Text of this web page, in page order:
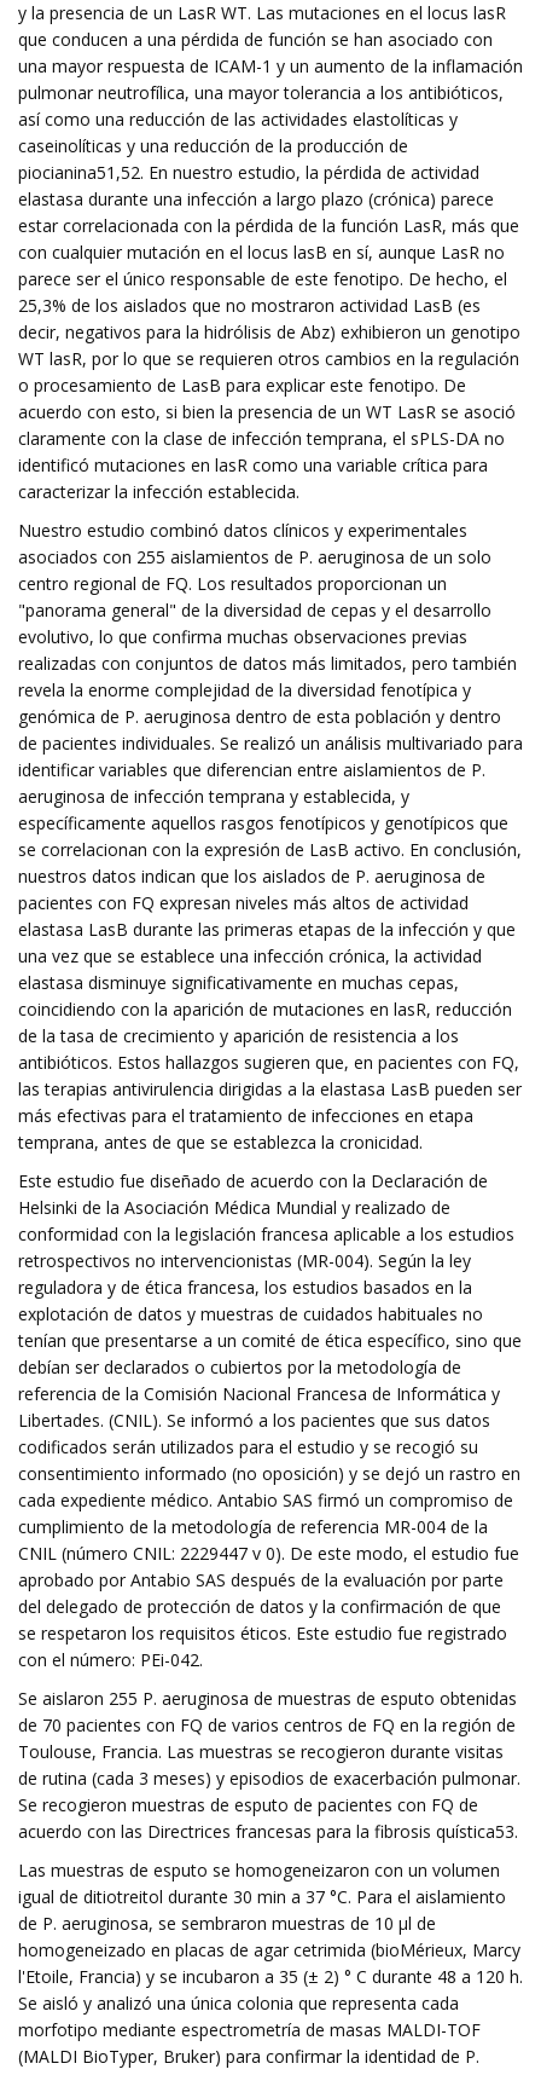
y la presencia de un LasR WT. Las mutaciones en el locus lasR
que conducen a una pérdida de función se han asociado con
una mayor respuesta de ICAM-1 y un aumento de la inflamación
pulmonar neutrofílica, una mayor tolerancia a los antibióticos,
así como una reducción de las actividades elastolíticas y
caseinolíticas y una reducción de la producción de
piocianina51,52. En nuestro estudio, la pérdida de actividad
elastasa durante una infección a largo plazo (crónica) parece
estar correlacionada con la pérdida de la función LasR, más que
con cualquier mutación en el locus lasB en sí, aunque LasR no
parece ser el único responsable de este fenotipo. De hecho, el
25,3% de los aislados que no mostraron actividad LasB (es
decir, negativos para la hidrólisis de Abz) exhibieron un genotipo
WT lasR, por lo que se requieren otros cambios en la regulación
o procesamiento de LasB para explicar este fenotipo. De
acuerdo con esto, si bien la presencia de un WT LasR se asoció
claramente con la clase de infección temprana, el sPLS-DA no
identificó mutaciones en lasR como una variable crítica para
caracterizar la infección establecida.
Nuestro estudio combinó datos clínicos y experimentales
asociados con 255 aislamientos de P. aeruginosa de un solo
centro regional de FQ. Los resultados proporcionan un
"panorama general" de la diversidad de cepas y el desarrollo
evolutivo, lo que confirma muchas observaciones previas
realizadas con conjuntos de datos más limitados, pero también
revela la enorme complejidad de la diversidad fenotípica y
genómica de P. aeruginosa dentro de esta población y dentro
de pacientes individuales. Se realizó un análisis multivariado para
identificar variables que diferencian entre aislamientos de P.
aeruginosa de infección temprana y establecida, y
específicamente aquellos rasgos fenotípicos y genotípicos que
se correlacionan con la expresión de LasB activo. En conclusión,
nuestros datos indican que los aislados de P. aeruginosa de
pacientes con FQ expresan niveles más altos de actividad
elastasa LasB durante las primeras etapas de la infección y que
una vez que se establece una infección crónica, la actividad
elastasa disminuye significativamente en muchas cepas,
coincidiendo con la aparición de mutaciones en lasR, reducción
de la tasa de crecimiento y aparición de resistencia a los
antibióticos. Estos hallazgos sugieren que, en pacientes con FQ,
las terapias antivirulencia dirigidas a la elastasa LasB pueden ser
más efectivas para el tratamiento de infecciones en etapa
temprana, antes de que se establezca la cronicidad.
Este estudio fue diseñado de acuerdo con la Declaración de
Helsinki de la Asociación Médica Mundial y realizado de
conformidad con la legislación francesa aplicable a los estudios
retrospectivos no intervencionistas (MR-004). Según la ley
reguladora y de ética francesa, los estudios basados ​​en la
explotación de datos y muestras de cuidados habituales no
tenían que presentarse a un comité de ética específico, sino que
debían ser declarados o cubiertos por la metodología de
referencia de la Comisión Nacional Francesa de Informática y
Libertades. (CNIL). Se informó a los pacientes que sus datos
codificados serán utilizados para el estudio y se recogió su
consentimiento informado (no oposición) y se dejó un rastro en
cada expediente médico. Antabio SAS firmó un compromiso de
cumplimiento de la metodología de referencia MR-004 de la
CNIL (número CNIL: 2229447 v 0). De este modo, el estudio fue
aprobado por Antabio SAS después de la evaluación por parte
del delegado de protección de datos y la confirmación de que
se respetaron los requisitos éticos. Este estudio fue registrado
con el número: PEi-042.
Se aislaron 255 P. aeruginosa de muestras de esputo obtenidas
de 70 pacientes con FQ de varios centros de FQ en la región de
Toulouse, Francia. Las muestras se recogieron durante visitas
de rutina (cada 3 meses) y episodios de exacerbación pulmonar.
Se recogieron muestras de esputo de pacientes con FQ de
acuerdo con las Directrices francesas para la fibrosis quística53.
Las muestras de esputo se homogeneizaron con un volumen
igual de ditiotreitol durante 30 min a 37 °C. Para el aislamiento
de P. aeruginosa, se sembraron muestras de 10 µl de
homogeneizado en placas de agar cetrimida (bioMérieux, Marcy
l'Etoile, Francia) y se incubaron a 35 (± 2) ° C durante 48 a 120 h.
Se aisló y analizó una única colonia que representa cada
morfotipo mediante espectrometría de masas MALDI-TOF
(MALDI BioTyper, Bruker) para confirmar la identidad de P.